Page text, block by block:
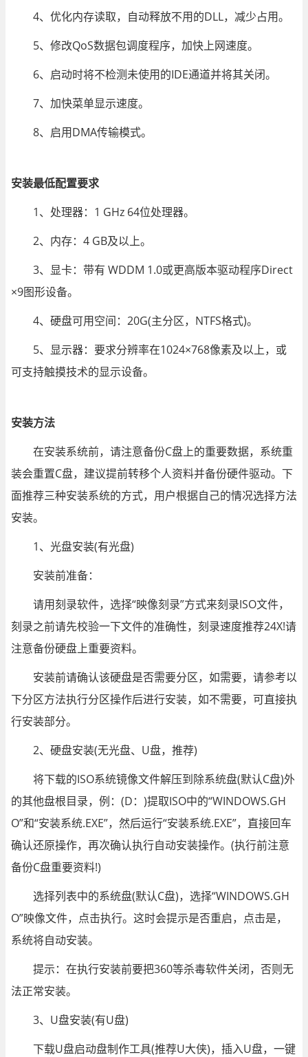
4、优化内存读取，自动释放不用的DLL，减少占用。
5、修改QoS数据包调度程序，加快上网速度。
6、启动时将不检测未使用的IDE通道并将其关闭。
7、加快菜单显示速度。
8、启用DMA传输模式。
安装最低配置要求
1、处理器：1 GHz 64位处理器。
2、内存：4 GB及以上。
3、显卡：带有 WDDM 1.0或更高版本驱动程序Direct
×9图形设备。
4、硬盘可用空间：20G(主分区，NTFS格式)。
5、显示器：要求分辨率在1024×768像素及以上，或
可支持触摸技术的显示设备。
安装方法
在安装系统前，请注意备份C盘上的重要数据，系统重
装会重置C盘，建议提前转移个人资料并备份硬件驱动。下
面推荐三种安装系统的方式，用户根据自己的情况选择方法
安装。
1、光盘安装(有光盘)
安装前准备：
请用刻录软件，选择“映像刻录”方式来刻录ISO文件，
刻录之前请先校验一下文件的准确性，刻录速度推荐24X!请
注意备份硬盘上重要资料。
安装前请确认该硬盘是否需要分区，如需要，请参考以
下分区方法执行分区操作后进行安装，如不需要，可直接执
行安装部分。
2、硬盘安装(无光盘、U盘，推荐)
将下载的ISO系统镜像文件解压到除系统盘(默认C盘)外
的其他盘根目录，例：(D：)提取ISO中的“WINDOWS.GH
O”和“安装系统.EXE”，然后运行“安装系统.EXE”，直接回车
确认还原操作，再次确认执行自动安装操作。(执行前注意
备份C盘重要资料!)
选择列表中的系统盘(默认C盘)，选择“WINDOWS.GH
O”映像文件，点击执行。这时会提示是否重启，点击是，
系统将自动安装。
提示：在执行安装前要把360等杀毒软件关闭，否则无
法正常安装。
3、U盘安装(有U盘)
下载U盘启动盘制作工具(推荐U大侠)，插入U盘，一键